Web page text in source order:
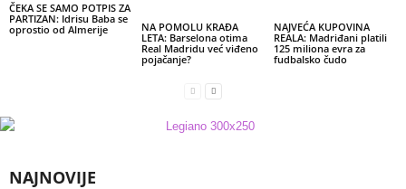
ČEKA SE SAMO POTPIS ZA
PARTIZAN: Idrisu Baba se
oprostio od Almerije
NA POMOLU KRAĐA
LETA: Barselona otima
Real Madridu već viđeno
pojačanje?
NAJVEĆA KUPOVINA
REALA: Madriđani platili
125 miliona evra za
fudbalsko čudo
NAJNOVIJE